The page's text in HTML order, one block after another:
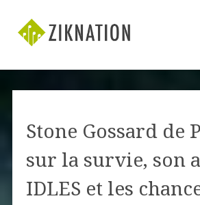
Stone Gossard de
sur la survie, son
IDLES et les